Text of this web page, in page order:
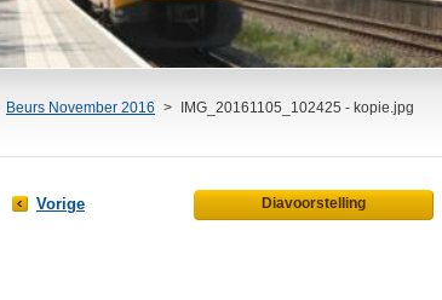
Beurs November 2016 > IMG_20161105_102425 - kopie.jpg
Vorige Diavoorstelling